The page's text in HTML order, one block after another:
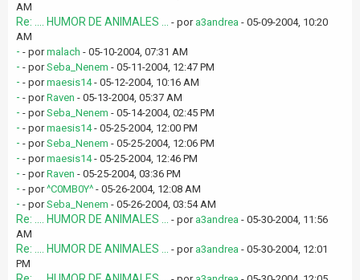
AM
Re: .... HUMOR DE ANIMALES ... - por a3andrea - 05-09-2004, 10:20
AM
- - pormalach - 05-10-2004, 07:31 AM
- - porSeba_Nenem - 05-11-2004, 12:47 PM
- - pormaesis14- 05-12-2004, 10:16 AM
- - porRaven - 05-13-2004, 05:37 AM
- - porSeba_Nenem - 05-14-2004, 02:45 PM
- - pormaesis14- 05-25-2004, 12:00 PM
- - porSeba_Nenem - 05-25-2004, 12:06 PM
- - pormaesis14- 05-25-2004, 12:46 PM
- - porRaven - 05-25-2004, 03:36 PM
- - por^C0MB0Y^ - 05-26-2004, 12:08 AM
- - porSeba_Nenem - 05-26-2004, 03:54 AM
Re: .... HUMOR DE ANIMALES ... - por a3andrea - 05-30-2004, 11:56
AM
Re: .... HUMOR DE ANIMALES ... - por a3andrea - 05-30-2004, 12:01
PM